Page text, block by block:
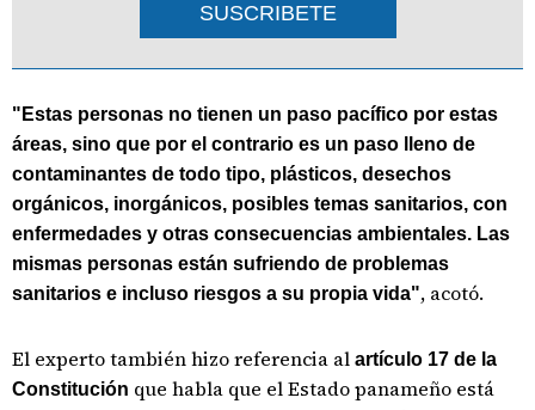
SUSCRIBETE
"Estas personas no tienen un paso pacífico por estas
áreas, sino que por el contrario es un paso lleno de
contaminantes de todo tipo, plásticos, desechos
orgánicos, inorgánicos, posibles temas sanitarios, con
enfermedades y otras consecuencias ambientales. Las
mismas personas están sufriendo de problemas
sanitarios e incluso riesgos a su propia vida", acotó.
El experto también hizo referencia al artículo 17 de la
Constitución que habla que el Estado panameño está